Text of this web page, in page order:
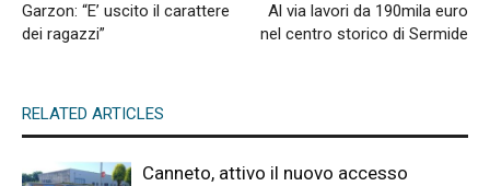
Garzon: “E’ uscito il carattere
dei ragazzi”
Al via lavori da 190mila euro
nel centro storico di Sermide
RELATED ARTICLES
Canneto, attivo il nuovo accesso